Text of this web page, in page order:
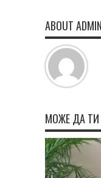
ABOUT ADMIN
МОЖЕ ДА ТИ